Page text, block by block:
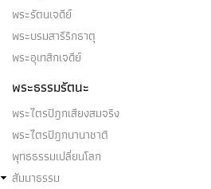
พระรัตนเจดีย์
พระบรมสารีริกธาตุ
พระอุเทสิกเจดีย์
พระธรรมรัตนะ
พระไตรปิฎกเสียงสมจริง
พระไตรปิฎกนานาชาติ
พุทธธรรมเปลี่ยนโลก
สัมมาธรรม